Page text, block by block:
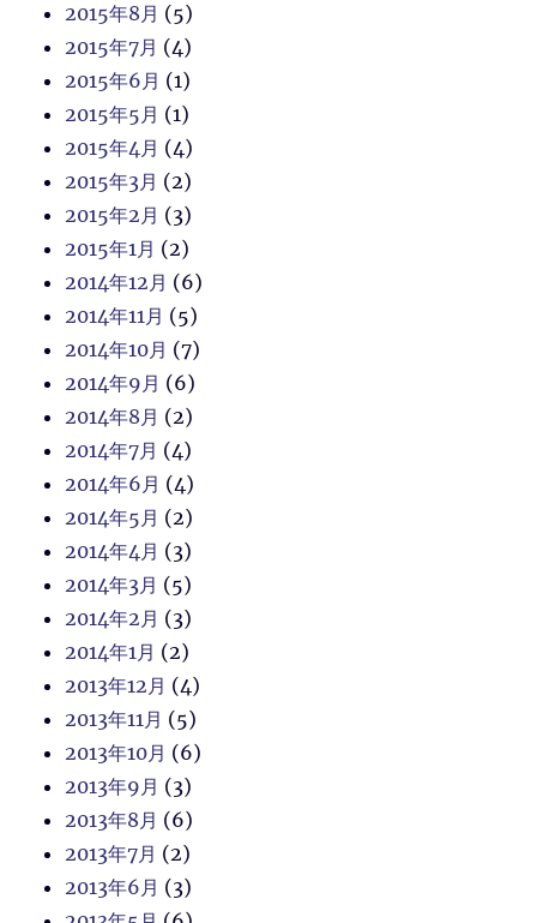
2015年8月 (5)
2015年7月 (4)
2015年6月 (1)
2015年5月 (1)
2015年4月 (4)
2015年3月 (2)
2015年2月 (3)
2015年1月 (2)
2014年12月 (6)
2014年11月 (5)
2014年10月 (7)
2014年9月 (6)
2014年8月 (2)
2014年7月 (4)
2014年6月 (4)
2014年5月 (2)
2014年4月 (3)
2014年3月 (5)
2014年2月 (3)
2014年1月 (2)
2013年12月 (4)
2013年11月 (5)
2013年10月 (6)
2013年9月 (3)
2013年8月 (6)
2013年7月 (2)
2013年6月 (3)